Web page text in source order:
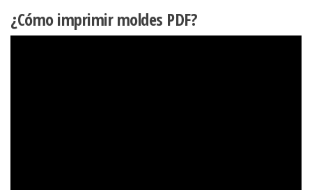
¿Cómo imprimir moldes PDF?